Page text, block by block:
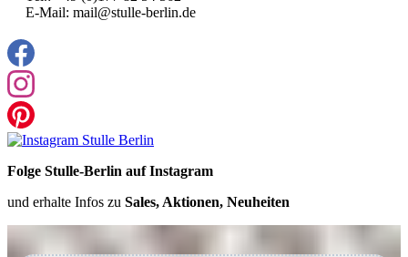
E-Mail: mail@stulle-berlin.de
Folge Stulle-Berlin auf Instagram
und erhalte Infos zu Sales, Aktionen, Neuheiten